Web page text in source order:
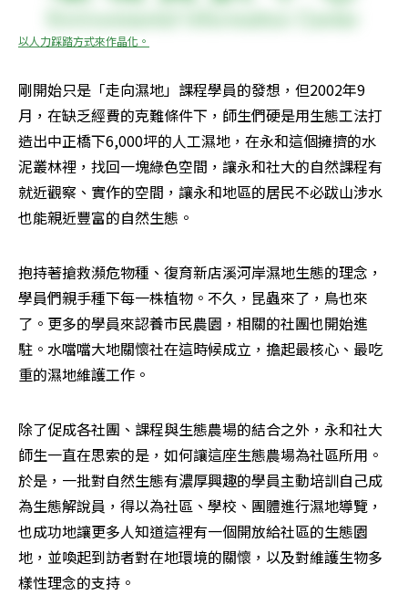
以人力踩踏方式來作晶化。
剛開始只是「走向濕地」課程學員的發想，但2002年9
月，在缺乏經費的克難條件下，師生們硬是用生態工法打
造出中正橋下6,000坪的人工濕地，在永和這個擁擠的水
泥叢林裡，找回一塊綠色空間，讓永和社大的自然課程有
就近觀察、實作的空間，讓永和地區的居民不必跋山涉水
也能親近豐富的自然生態。
抱持著搶救瀕危物種、復育新店溪河岸濕地生態的理念，
學員們親手種下每一株植物。不久，昆蟲來了，鳥也來
了。更多的學員來認養市民農園，相關的社團也開始進
駐。水噹噹大地關懷社在這時候成立，擔起最核心、最吃
重的濕地維護工作。
除了促成各社團、課程與生態農場的結合之外，永和社大
師生一直在思索的是，如何讓這座生態農場為社區所用。
於是，一批對自然生態有濃厚興趣的學員主動培訓自己成
為生態解說員，得以為社區、學校、團體進行濕地導覽，
也成功地讓更多人知道這裡有一個開放給社區的生態園
地，並喚起到訪者對在地環境的關懷，以及對維護生物多
樣性理念的支持。